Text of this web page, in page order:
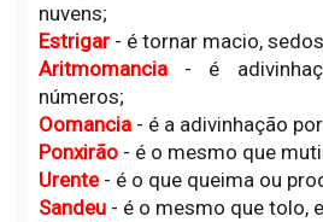
nuvens;
Estrigar- é tornar macio,
Aritmomancia- é
números;
Oomancia- é a adivinhação
Ponxirão- é o mesmo que
Urente- é o que queima ou
Sandeu- é o mesmo que tolo,